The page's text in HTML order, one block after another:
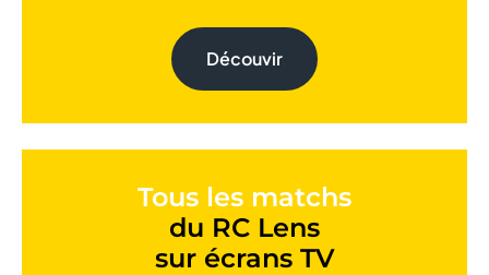
Découvir
Tous les matchs
du RC Lens
sur écrans TV